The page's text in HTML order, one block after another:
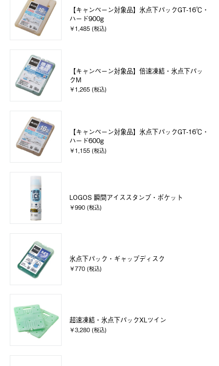
【キャンペーン対象品】氷点下パックGT-16℃・
ハード900g
￥1,485 (税込)
【キャンペーン対象品】倍速凍結・氷点下パッ
クM
￥1,265 (税込)
【キャンペーン対象品】氷点下パックGT-16℃・
ハード600g
￥1,155 (税込)
LOGOS 瞬間アイススタンプ・ポケット
￥990 (税込)
氷点下パック・ギャップディスク
￥770 (税込)
超速凍結・氷点下パックXLツイン
￥3,280 (税込)